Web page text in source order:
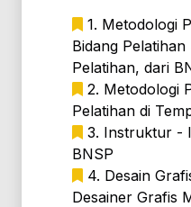
1. Metodologi
Bidang
Pelatihan, dari
2. Metodologi
Pelatihan di
3. Instruktur -
BNSP
4. Desain
Desainer Grafis